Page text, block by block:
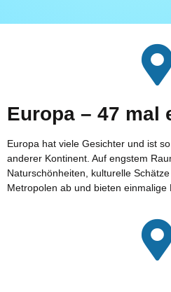
Europa – 47 mal
Europa hat viele Gesichter und ist
anderer Kontinent. Auf engstem
Naturschönheiten, kulturelle
Metropolen ab und bieten einmalige